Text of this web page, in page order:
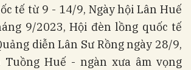
tế từ 9 - 14/9, Ngày hội Lân Huế
9/2023, Hội đèn lồng quốc tế
diễn Lân Sư Rồng ngày 28/9,
Tuồng Huế - ngàn xưa âm vọng